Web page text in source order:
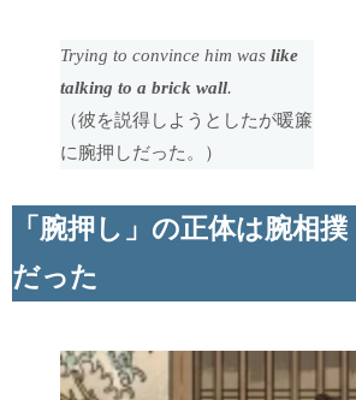
Trying to convince him waslike
talking to a brick wall.
（彼を説得しようとしたが暖簾
に腕押しだった。）
「腕押し」の正体は腕相撲
だった